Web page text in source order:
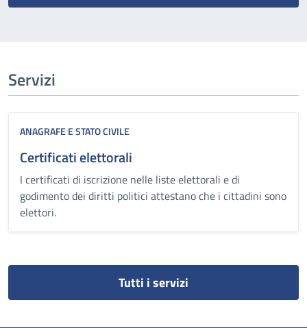
Servizi
ANAGRAFE E STATO CIVILE
Certificati elettorali
I certificati di iscrizione nelle liste elettorali e di
godimento dei diritti politici attestano che i cittadini sono
elettori.
Tutti i servizi